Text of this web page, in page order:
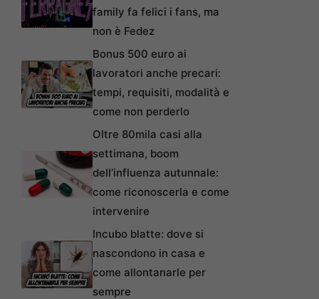
family fa felici i fans, ma
non è Fedez
Bonus 500 euro ai
lavoratori anche precari:
tempi, requisiti, modalità e
come non perderlo
Oltre 80mila casi alla
settimana, boom
dell’influenza autunnale:
come riconoscerla e come
intervenire
Incubo blatte: dove si
nascondono in casa e
come allontanarle per
sempre